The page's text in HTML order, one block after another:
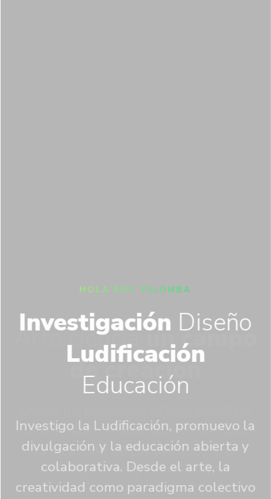
HOLA SOY YELOMBA
Investigación Diseño
Ludificación
Educación
Investigo la Ludificación, promuevo la
divulgación y la educación abierta y
colaborativa. Desde el arte, la
creatividad como paradigma colectivo